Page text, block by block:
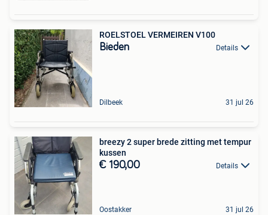
ROELSTOEL VERMEIREN V100
Bieden Details
Dilbeek 31 jul 26
breezy 2 super brede zitting met tempur
kussen
€ 190,00 Details
Oostakker 31 jul 26